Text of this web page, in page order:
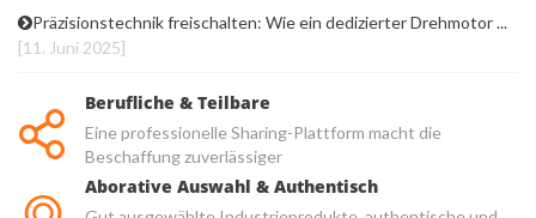
Präzisionstechnik freischalten: Wie ein dedizierter Drehmotor ...
[11. Juni 2025]
Berufliche & Teilbare
Eine professionelle Sharing-Plattform macht die
Beschaffung zuverlässiger
Aborative Auswahl & Authentisch